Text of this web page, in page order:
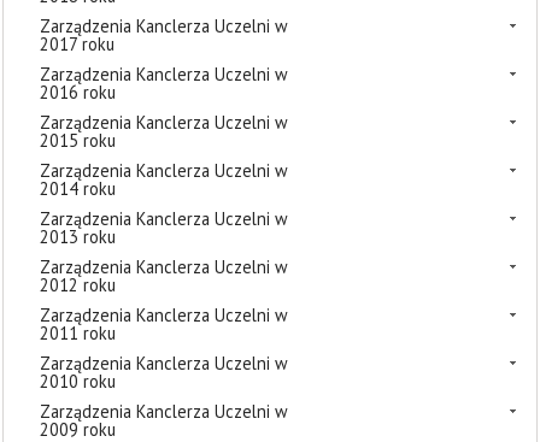
Zarządzenia Kanclerza Uczelni w
2017 roku
Zarządzenia Kanclerza Uczelni w
2016 roku
Zarządzenia Kanclerza Uczelni w
2015 roku
Zarządzenia Kanclerza Uczelni w
2014 roku
Zarządzenia Kanclerza Uczelni w
2013 roku
Zarządzenia Kanclerza Uczelni w
2012 roku
Zarządzenia Kanclerza Uczelni w
2011 roku
Zarządzenia Kanclerza Uczelni w
2010 roku
Zarządzenia Kanclerza Uczelni w
2009 roku